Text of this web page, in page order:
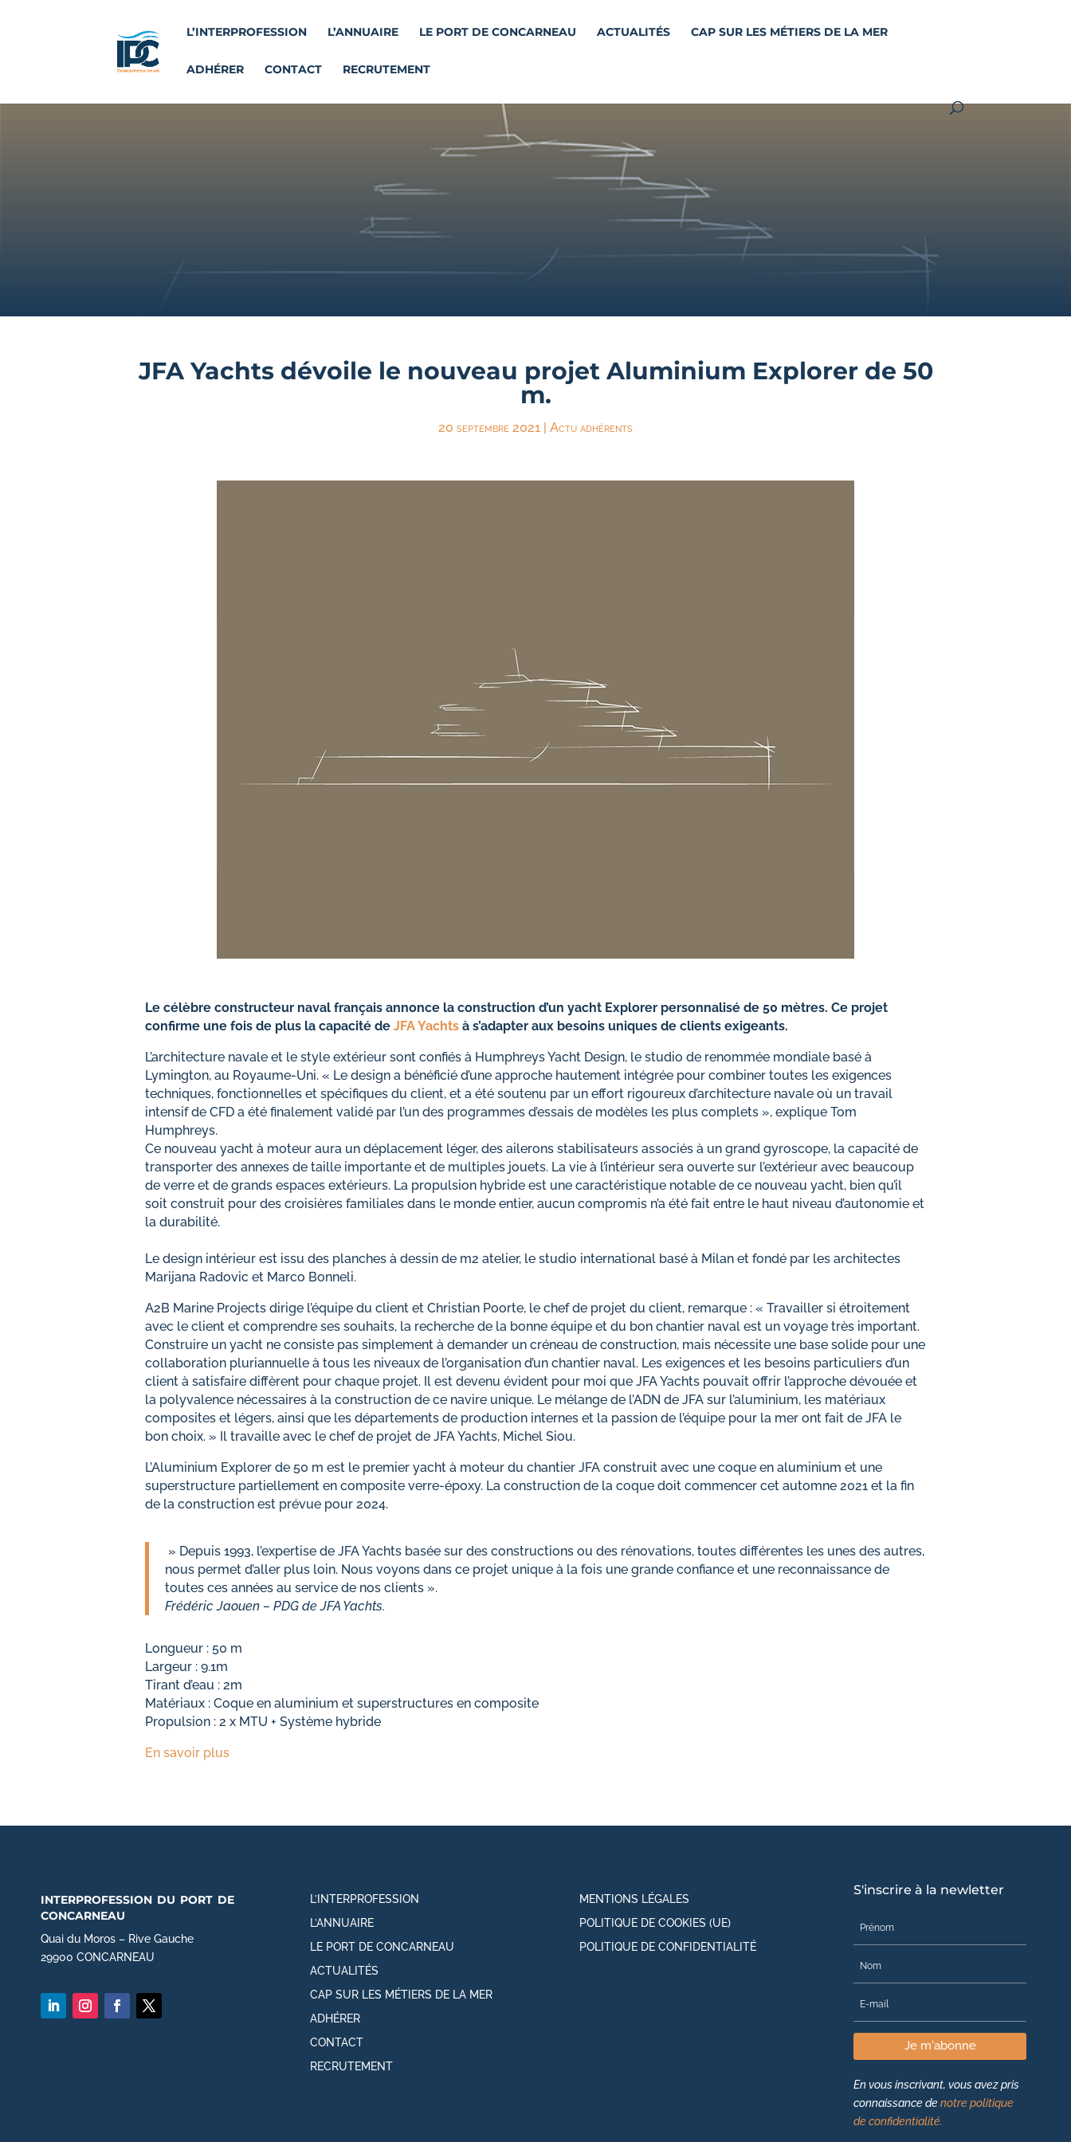
L’INTERPROFESSION L’ANNUAIRE LE PORT DE CONCARNEAU ACTUALITÉS CAP SUR LES MÉTIERS DE LA MER
ADHÉRER CONTACT RECRUTEMENT
JFA Yachts dévoile le nouveau projet Aluminium Explorer de 50
m.
20 septembre 2021 | Actu adhérents
Le célèbre constructeur naval français annonce la construction d’un yacht Explorer personnalisé de 50 mètres. Ce projet
confirme une fois de plus la capacité de JFA Yachts à s’adapter aux besoins uniques de clients exigeants.
L’architecture navale et le style extérieur sont confiés à Humphreys Yacht Design, le studio de renommée mondiale basé à
Lymington, au Royaume-Uni. « Le design a bénéficié d’une approche hautement intégrée pour combiner toutes les exigences
techniques, fonctionnelles et spécifiques du client, et a été soutenu par un effort rigoureux d’architecture navale où un travail
intensif de CFD a été finalement validé par l’un des programmes d’essais de modèles les plus complets », explique Tom
Humphreys.
Ce nouveau yacht à moteur aura un déplacement léger, des ailerons stabilisateurs associés à un grand gyroscope, la capacité de
transporter des annexes de taille importante et de multiples jouets. La vie à l’intérieur sera ouverte sur l’extérieur avec beaucoup
de verre et de grands espaces extérieurs. La propulsion hybride est une caractéristique notable de ce nouveau yacht, bien qu’il
soit construit pour des croisières familiales dans le monde entier, aucun compromis n’a été fait entre le haut niveau d’autonomie et
la durabilité.
Le design intérieur est issu des planches à dessin de m2 atelier, le studio international basé à Milan et fondé par les architectes
Marijana Radovic et Marco Bonneli.
A2B Marine Projects dirige l’équipe du client et Christian Poorte, le chef de projet du client, remarque : « Travailler si étroitement
avec le client et comprendre ses souhaits, la recherche de la bonne équipe et du bon chantier naval est un voyage très important.
Construire un yacht ne consiste pas simplement à demander un créneau de construction, mais nécessite une base solide pour une
collaboration pluriannuelle à tous les niveaux de l’organisation d’un chantier naval. Les exigences et les besoins particuliers d’un
client à satisfaire diffèrent pour chaque projet. Il est devenu évident pour moi que JFA Yachts pouvait offrir l’approche dévouée et
la polyvalence nécessaires à la construction de ce navire unique. Le mélange de l’ADN de JFA sur l’aluminium, les matériaux
composites et légers, ainsi que les départements de production internes et la passion de l’équipe pour la mer ont fait de JFA le
bon choix. » Il travaille avec le chef de projet de JFA Yachts, Michel Siou.
L’Aluminium Explorer de 50 m est le premier yacht à moteur du chantier JFA construit avec une coque en aluminium et une
superstructure partiellement en composite verre-époxy. La construction de la coque doit commencer cet automne 2021 et la fin
de la construction est prévue pour 2024.
» Depuis 1993, l’expertise de JFA Yachts basée sur des constructions ou des rénovations, toutes différentes les unes des autres,
nous permet d’aller plus loin. Nous voyons dans ce projet unique à la fois une grande confiance et une reconnaissance de
toutes ces années au service de nos clients ».
Frédéric Jaouen – PDG de JFA Yachts.
Longueur : 50 m
Largeur : 9.1m
Tirant d’eau : 2m
Matériaux : Coque en aluminium et superstructures en composite
Propulsion : 2 x MTU + Système hybride
En savoir plus
interprofession du port de
concarneau
Quai du Moros – Rive Gauche
29900 CONCARNEAU
L’INTERPROFESSION
L’ANNUAIRE
LE PORT DE CONCARNEAU
ACTUALITÉS
CAP SUR LES MÉTIERS DE LA MER
ADHÉRER
CONTACT
RECRUTEMENT
MENTIONS LÉGALES
POLITIQUE DE COOKIES (UE)
POLITIQUE DE CONFIDENTIALITÉ
S'inscrire à la newletter
Je m'abonne
En vous inscrivant, vous avez pris
connaissance denotre politique
de confidentialité.